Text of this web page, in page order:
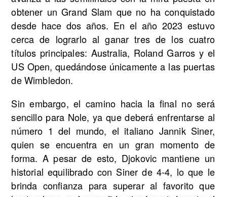
obtener un Grand Slam que no ha conquistado
desde hace dos años. En el año 2023 estuvo
cerca de lograrlo al ganar tres de los cuatro
títulos principales: Australia, Roland Garros y el
US Open, quedándose únicamente a las puertas
de Wimbledon.
Sin embargo, el camino hacia la final no será
sencillo para Nole, ya que deberá enfrentarse al
número 1 del mundo, el italiano Jannik Siner,
quien se encuentra en un gran momento de
forma. A pesar de esto, Djokovic mantiene un
historial equilibrado con Siner de 4-4, lo que le
brinda confianza para superar al favorito que